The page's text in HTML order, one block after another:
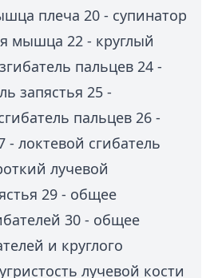
плеча 20 - супинатор
мышца 22 - круглый
пальцев 24 -
запястья 25 -
пальцев 26 -
- локтевой сгибатель
лучевой
29 - общее
30 - общее
и круглого
лучевой кости